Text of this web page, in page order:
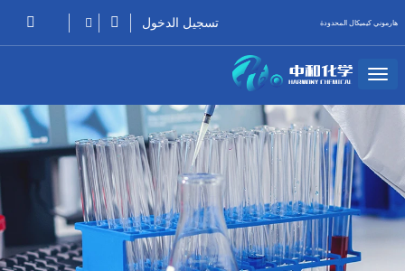
تسجيل الدخول هارموني كيميكال المحدودة